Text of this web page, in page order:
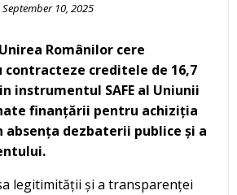
September 10, 2025
Românilor cere
contracteze creditele de 16,7
instrumentul SAFE al Uniunii
finanțării pentru achiziția
absența dezbaterii publice și a
legitimității și a transparenței